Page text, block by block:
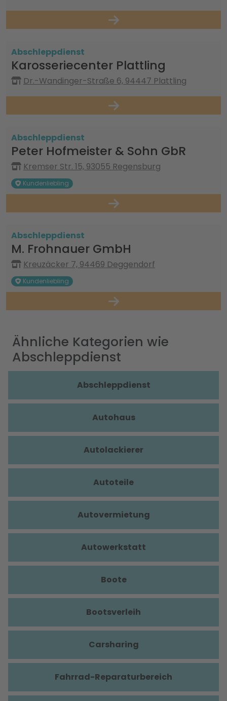
Abschleppdienst
Karosseriecenter Plattling
Dr.-Wandinger-Straße 6, 94447 Plattling
Abschleppdienst
Peter Hofmeister & Sohn GbR
Kremser Str. 15, 93055 Regensburg
Kundenliebling
Abschleppdienst
M. Frohnauer GmbH
Kreuzäcker 7, 94469 Deggendorf
Kundenliebling
Ähnliche Kategorien wie
Abschleppdienst
Abschleppdienst
Autohaus
Autolackierer
Autoteile
Autovermietung
Autowerkstatt
Boote
Bootsverleih
Carsharing
Fahrrad-Reparaturbereich